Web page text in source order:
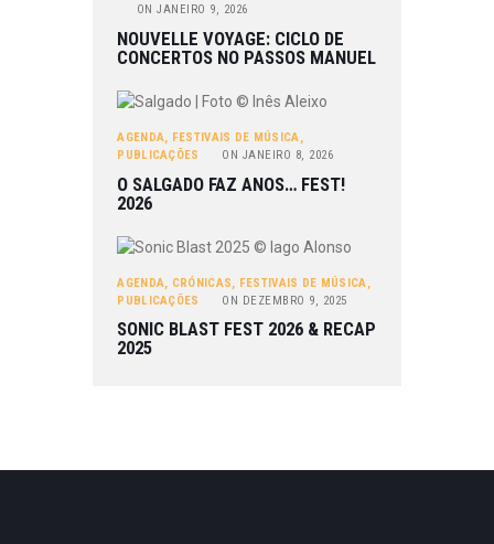
ON JANEIRO 9, 2026
NOUVELLE VOYAGE: CICLO DE
CONCERTOS NO PASSOS MANUEL
AGENDA, FESTIVAIS DE MÚSICA,
PUBLICAÇÕES
ON JANEIRO 8, 2026
O SALGADO FAZ ANOS… FEST!
2026
AGENDA CRÓNICAS FESTIVAIS DE MÚSICA
PUBLICAÇÕES
ON DEZEMBRO 9, 2025
SONIC BLAST FEST 2026 & RECAP
2025